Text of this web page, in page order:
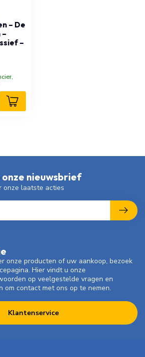
– De
–
onze producten of uw aankoop, bezoek
Hier vindt u onze
op veelgestelde vragen en
om contact met ons op te nemen.
Klantenservice
nieuwsbrief
onze laatste acties